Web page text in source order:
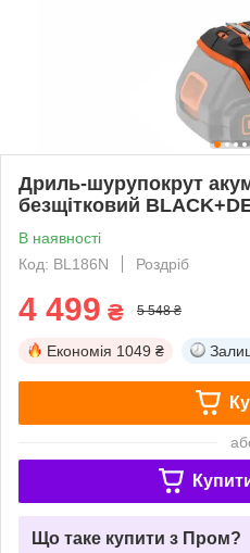
Дриль-шурупокрут
безщітковий
В наявності
Код: BL186N
Роздріб
4 499 ₴ 5 548 ₴
Економія 1049 ₴
Що таке купити з Пром?